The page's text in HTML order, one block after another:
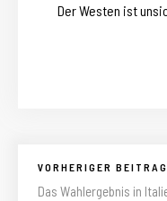
Der Westen ist
VORHERIGER BEITRAG
Das Wahlergebnis in